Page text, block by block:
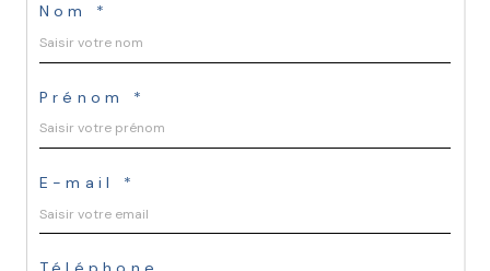
Nom *
Prénom *
E-mail *